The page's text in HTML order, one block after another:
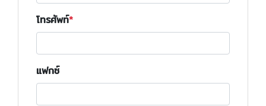
โทรศัพท์
แฟกซ์